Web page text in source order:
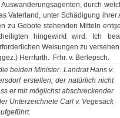
durch
Vaterland, unter Schädigung ihrer
zu Gebote stehenden Mitteln
hingewirkt wird. Ich
Weisungen zu
Herrfurth. Frhr. v. Berlepsch.
beiden Minister. Landrat Hans v.
erstellen, der natürlich nicht
er mit möglichst abschreckender
Unterzeichnete Carl v. Vegesack